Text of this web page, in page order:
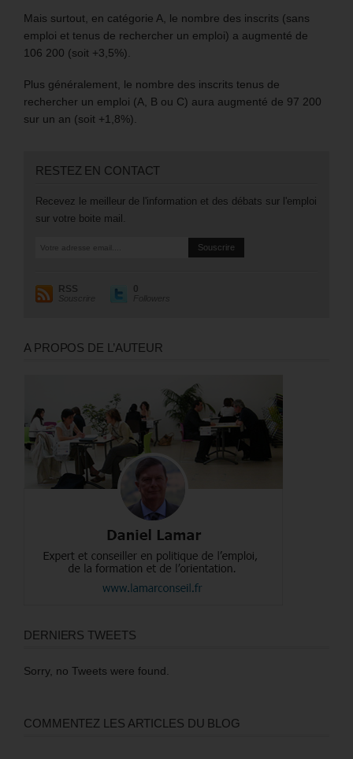
Mais surtout, en catégorie A, le nombre des inscrits (sans
emploi et tenus de rechercher un emploi) a augmenté de
106 200 (soit +3,5%).
Plus généralement, le nombre des inscrits tenus de
rechercher un emploi (A, B ou C) aura augmenté de 97 200
sur un an (soit +1,8%).
RESTEZ EN CONTACT
Recevez le meilleur de l'information et des débats sur l'emploi
sur votre boite mail.
RSS
Souscrire
0
Followers
A PROPOS DE L’AUTEUR
DERNIERS TWEETS
Sorry, no Tweets were found.
COMMENTEZ LES ARTICLES DU BLOG